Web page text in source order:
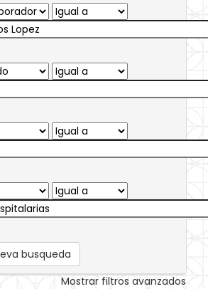
busqueda
Mostrar filtros avanzados